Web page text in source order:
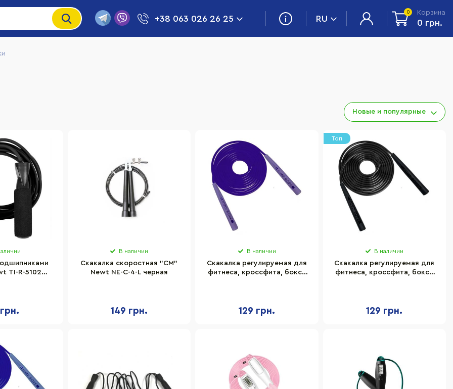
+38 063 026 26 25 RU
0 Корзина
0 грн.
Новые и популярные
TI-R-5102
В наличии
Скакалка скоростная "CM"
Newt NE-C-4-L черная
149 грн.
В наличии
Скакалка регулируемая для
фитнеса, кроссфита, бокса
129 грн.
Топ
В наличии
Скакалка регулируемая для
фитнеса, кроссфита, бокса
129 грн.